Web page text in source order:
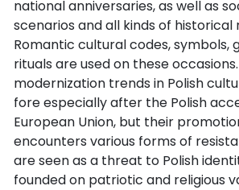
national anniversaries, as well as
scenarios and all kinds of
Romantic cultural codes, symbols,
rituals are used on these
modernization trends in Polish
fore especially after the Polish
European Union, but their
encounters various forms of
are seen as a threat to Polish
founded on patriotic and religious